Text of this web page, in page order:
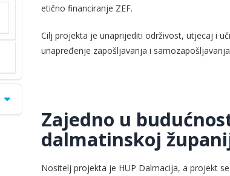
etično financiranje ZEF.
Cilj projekta je unaprijediti održivost, utjecaj i
unapređenje zapošljavanja i
Zajedno u
dalmatinskoj
Nositelj projekta je HUP Dalmacija, a projekt